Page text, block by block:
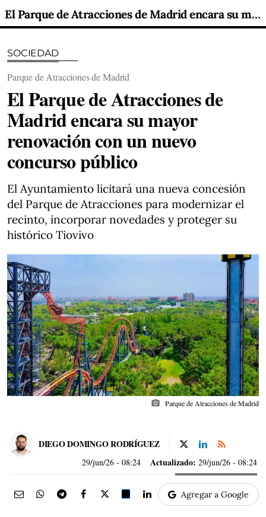
El Parque de Atracciones de Madrid encara su mayor renovación con un nuevo concurso público
SOCIEDAD
Parque de Atracciones de Madrid
El Parque de Atracciones de
Madrid encara su mayor
renovación con un nuevo
concurso público
El Ayuntamiento licitará una nueva concesión
del Parque de Atracciones para modernizar el
recinto, incorporar novedades y proteger su
histórico Tiovivo
photo_camera Parque de Atracciones de Madrid
DIEGO DOMINGO RODRÍGUEZ
29/jun/26 - 08:24 Actualizado: 29/jun/26 - 08:24
Agregar a Google